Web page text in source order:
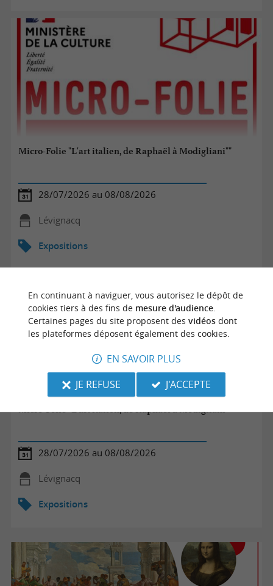
Micro-Folie "L'art italien, de Raphaël à Modigliani""
28/07/2026 au 08/08/2026
Lévignacq
Expositions
Micro-Folie "L'art italien, de Raphaël à Modigliani""
28/07/2026 au 08/08/2026
Lévignacq
Expositions
En continuant à naviguer, vous autorisez le dépôt de
cookies tiers à des fins de mesure d'audience.
Certaines pages du site proposent des vidéosdont
les plateformes déposent également des cookies.
EN SAVOIR PLUS
JE REFUSE
J'ACCEPTE